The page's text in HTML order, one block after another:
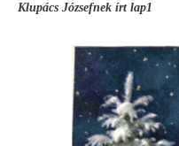
Klupács Józsefnek írt lap1